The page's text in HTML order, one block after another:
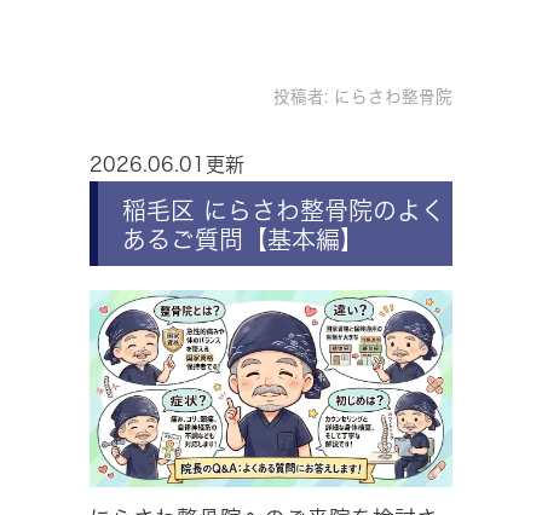
投稿者: にらさわ整骨院
2026.06.01更新
稲毛区 にらさわ整骨院のよく
あるご質問【基本編】